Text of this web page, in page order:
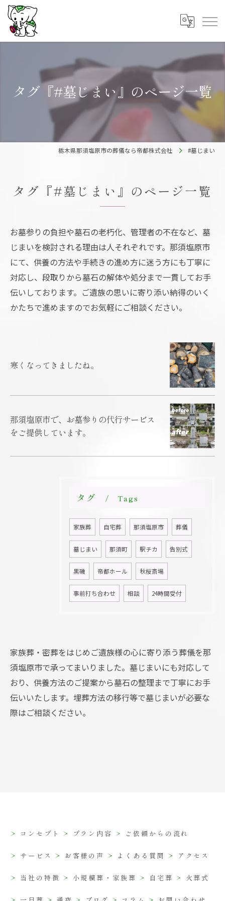
タグ『#墓じまい』のページ一覧
栃木県那須塩原市の葬儀なら帝都株式会社 #墓じまい
タグ『#墓じまい』のページ一覧
お墓参りの負担や墓石の老朽化、管理者の不在など、墓
じまいを検討される理由は人それぞれです。那須塩原市
にて、供養の方法や手続きの進め方に迷う方にも丁寧に
対応し、段取りから墓石の解体や処分まで一貫してお手
伝いしております。ご遺族の思いに寄り添い納得のいく
かたちで進めますのでお気軽にご相談ください。
寒くなってきましたね。
那須塩原市で、お墓参りの代行サービス
をご提供しています。
タグ Tags
家族葬 自宅葬 那須塩原市 葬儀
墓じまい 那須町 駅チカ 告別式
黒磯 帝都ホール 秋桜斎場
事前打ち合わせ 相談 24時間受付
家族葬・密葬をはじめご遺族様の心に寄り添う葬儀を那
須塩原市で承ってまいりました。墓じまいにも対応して
おり、供養方法のご提案から墓石の整理まで丁寧にお手
伝いいたします。埋葬方法の移行等で墓じまいが必要な
際はご相談ください。
コンセプト プラン内容 ご依頼からの流れ
サービス お客様の声 よくある質問 アクセス
当社の特徴 小規模葬・家族葬 自宅葬 火葬式